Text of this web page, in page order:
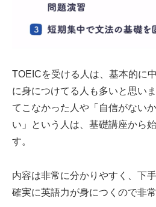
TOEICを受ける人は、基本的に
に身につけてる人も多いと思い
てこなかった人や「自信がない
い」という人は、基礎講座から
す。
内容は非常に分かりやすく、下
確実に英語力が身につくので非